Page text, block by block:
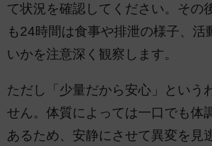
て状況を確認してください。その
も24時間は食事や排泄の様子、活
いかを注意深く観察します。
ただし「少量だから安心」という
せん。体質によっては一口でも体
あるため、安静にさせて異変を見